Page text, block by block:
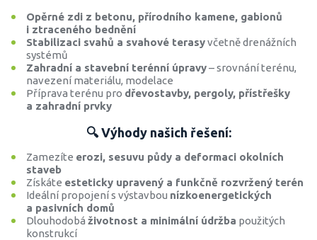
Opěrné zdi z betonu, přírodního kamene, gabionů
i ztraceného bednění
Stabilizaci svahů a svahové terasyvčetně drenážních
systémů
Zahradní a stavební terénní úpravy– srovnání terénu,
navezení materiálu, modelace
Příprava terénu pro dřevostavby, pergoly, přístřešky
a zahradní prvky
🔍 Výhody našich řešení:
Zamezíte erozi, sesuvu půdy a deformaci okolních
staveb
Získáte esteticky upravený a funkčně rozvržený terén
Ideální propojení s výstavbou nízkoenergetických
a pasivních domů
Dlouhodobá životnost a minimální údržba použitých
konstrukcí